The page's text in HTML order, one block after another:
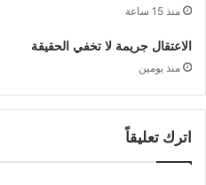
منذ 15 ساعة
الاعتقال جريمة لا تخفي الحقيقة
منذ يومين
اترك تعليقاً